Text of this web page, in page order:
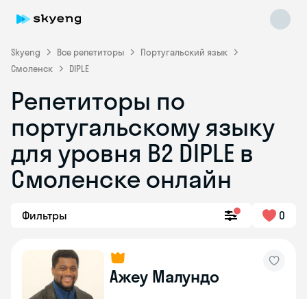
Skyeng Все репетиторы
Португальский язык
Смоленск
DIPLE
Репетиторы по
португальскому языку
для уровня B2 DIPLE в
Смоленске онлайн
Фильтры 0
Ажеу Малундо
Skyeng Chat
online